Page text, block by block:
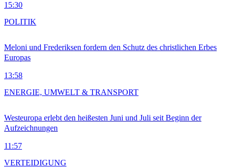
15:30
Meloni und Frederiksen fordern den Schutz des christlichen Erbes
Europas
13:58
POLITIK
Westeuropa erlebt den heißesten Juni und Juli seit Beginn der
Aufzeichnungen
11:57
ENERGIE, UMWELT & TRANSPORT
VERTEIDIGUNG